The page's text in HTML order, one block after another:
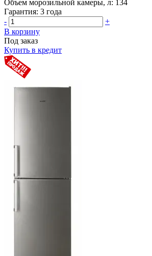
Объем морозильной камеры, л: 134
Гарантия: 3 года
-
+
В корзину
Под заказ
Купить в кредит